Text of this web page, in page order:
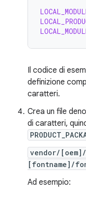
Il codice di
definizione
caratteri.
Crea un file
di caratteri,
vendor/
[fontname]/
Ad esempio: